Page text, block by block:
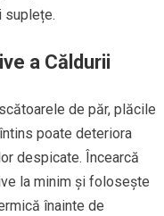
suplețe.
a Căldurii
de păr, plăcile
poate deteriora
despicate. Încearcă
la minim și folosește
înainte de